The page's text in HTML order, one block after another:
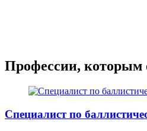
Профессии, которым
Специалист по